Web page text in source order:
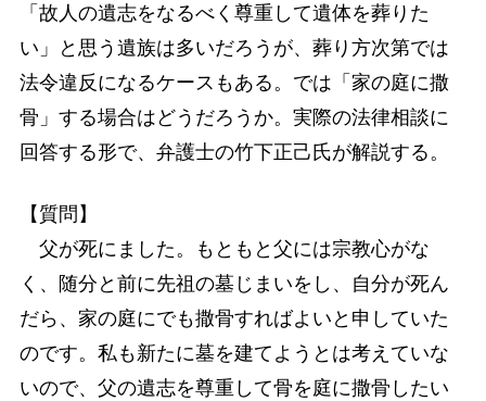
「故人の遺志をなるべく尊重して遺体を葬りた
い」と思う遺族は多いだろうが、葬り方次第では
法令違反になるケースもある。では「家の庭に撒
骨」する場合はどうだろうか。実際の法律相談に
回答する形で、弁護士の竹下正己氏が解説する。
【質問】
父が死にました。もともと父には宗教心がな
く、随分と前に先祖の墓じまいをし、自分が死ん
だら、家の庭にでも撒骨すればよいと申していた
のです。私も新たに墓を建てようとは考えていな
いので、父の遺志を尊重して骨を庭に撒骨したい